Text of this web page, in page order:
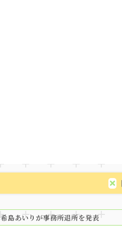
希島あいりが事務所退所を発表